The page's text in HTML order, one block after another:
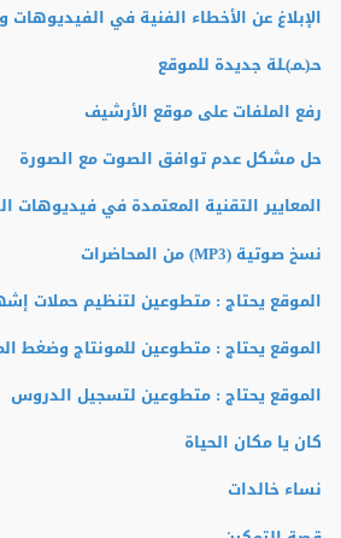
الإبلاغ عن الأخطاء الفنية في الفيديوهات
حـ(ـمـ)ـلة جديدة للموقع
رفع الملفات على موقع الأرشيف
حل مشكل عدم توافق الصوت مع الصورة
المعايير التقنية المعتمدة في فيديوهات
نسخ صوتية (MP3) من المحاضرات
الموقع يحتاج : متطوعين لتنظيم حملات
الموقع يحتاج : متطوعين للمونتاج وضغط
الموقع يحتاج : متطوعين لتسجيل الدروس
كان يا مكان الحياة
نساء خالدات